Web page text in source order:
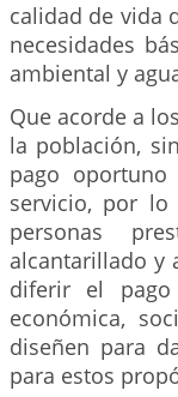
calidad de vida
necesidades
ambiental y
Que acorde a
la población,
pago
servicio, por lo
personas
alcantarillado y
diferir el pago
económica,
diseñen para
para estos